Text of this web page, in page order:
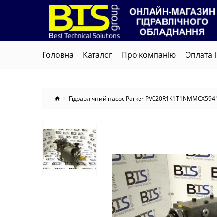
Головна Каталог Про компанію Оплата
Гідравлічний насос Parker